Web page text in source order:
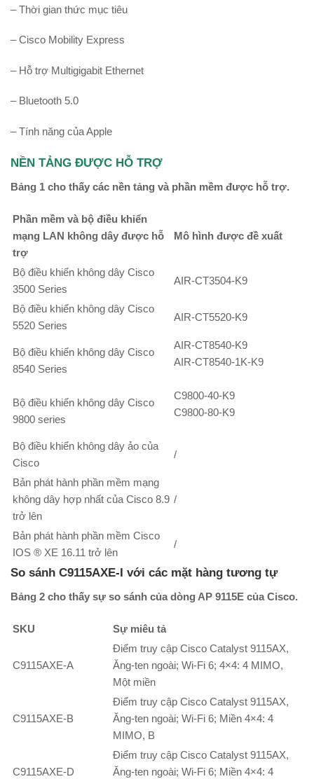
– Thời gian thức mục tiêu
– Cisco Mobility Express
– Hỗ trợ Multigigabit Ethernet
– Bluetooth 5.0
– Tính năng của Apple
NỀN TẢNG ĐƯỢC HỖ TRỢ
Bảng 1 cho thấy các nền tảng và phần mềm được hỗ trợ.
Phần mềm và bộ điều khiển
mạng LAN không dây được hỗ
trợ
Mô hình được đề xuất
Bộ điều khiển không dây Cisco
3500 Series
AIR-CT3504-K9
Bộ điều khiển không dây Cisco
5520 Series
AIR-CT5520-K9
Bộ điều khiển không dây Cisco
8540 Series
AIR-CT8540-K9
AIR-CT8540-1K-K9
Bộ điều khiển không dây Cisco
9800 series
C9800-40-K9
C9800-80-K9
Bộ điều khiển không dây ảo của
Cisco
/
Bản phát hành phần mềm mạng
không dây hợp nhất của Cisco 8.9
trở lên
/
Bản phát hành phần mềm Cisco
IOS ® XE 16.11 trở lên
/
So sánh C9115AXE-I với các mặt hàng tương tự
Bảng 2 cho thấy sự so sánh của dòng AP 9115E của Cisco.
SKU Sự miêu tả
C9115AXE-A
Điểm truy cập Cisco Catalyst 9115AX,
Ăng-ten ngoài; Wi-Fi 6; 4×4: 4 MIMO,
Một miền
C9115AXE-B
Điểm truy cập Cisco Catalyst 9115AX,
Ăng-ten ngoài; Wi-Fi 6; Miền 4×4: 4
MIMO, B
C9115AXE-D
Điểm truy cập Cisco Catalyst 9115AX,
Ăng-ten ngoài; Wi-Fi 6; Miền 4×4: 4